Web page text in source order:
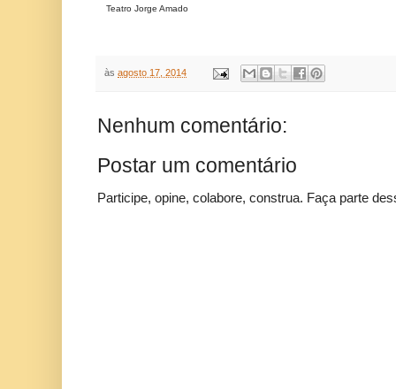
Teatro Jorge Amado
às agosto 17, 2014
Nenhum comentário:
Postar um comentário
Participe, opine, colabore, construa. Faça parte